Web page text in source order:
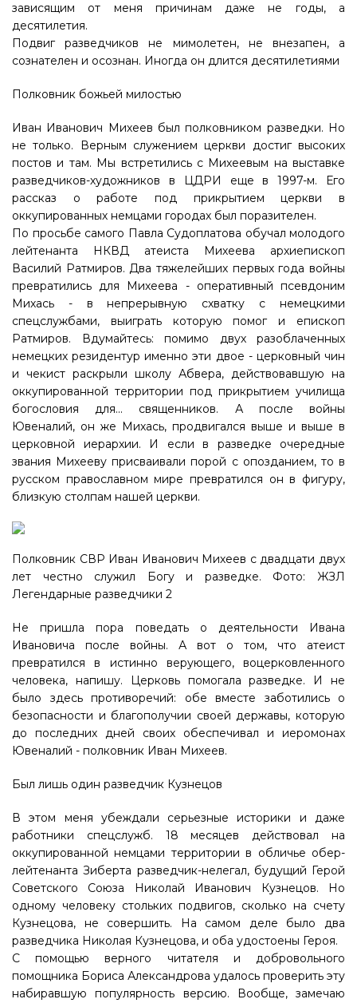
зависящим от меня причинам даже не годы, а
десятилетия.
Подвиг разведчиков не мимолетен, не внезапен, а
сознателен и осознан. Иногда он длится десятилетиями
Полковник божьей милостью
Иван Иванович Михеев был полковником разведки. Но
не только. Верным служением церкви достиг высоких
постов и там. Мы встретились с Михеевым на выставке
разведчиков-художников в ЦДРИ еще в 1997-м. Его
рассказ о работе под прикрытием церкви в
оккупированных немцами городах был поразителен.
По просьбе самого Павла Судоплатова обучал молодого
лейтенанта НКВД атеиста Михеева архиепископ
Василий Ратмиров. Два тяжелейших первых года войны
превратились для Михеева - оперативный псевдоним
Михась - в непрерывную схватку с немецкими
спецслужбами, выиграть которую помог и епископ
Ратмиров. Вдумайтесь: помимо двух разоблаченных
немецких резидентур именно эти двое - церковный чин
и чекист раскрыли школу Абвера, действовавшую на
оккупированной территории под прикрытием училища
богословия для... священников. А после войны
Ювеналий, он же Михась, продвигался выше и выше в
церковной иерархии. И если в разведке очередные
звания Михееву присваивали порой с опозданием, то в
русском православном мире превратился он в фигуру,
близкую столпам нашей церкви.
Полковник СВР Иван Иванович Михеев с двадцати двух
лет честно служил Богу и разведке. Фото: ЖЗЛ
Легендарные разведчики 2
Не пришла пора поведать о деятельности Ивана
Ивановича после войны. А вот о том, что атеист
превратился в истинно верующего, воцерковленного
человека, напишу. Церковь помогала разведке. И не
было здесь противоречий: обе вместе заботились о
безопасности и благополучии своей державы, которую
до последних дней своих обеспечивал и иеромонах
Ювеналий - полковник Иван Михеев.
Был лишь один разведчик Кузнецов
В этом меня убеждали серьезные историки и даже
работники спецслужб. 18 месяцев действовал на
оккупированной немцами территории в обличье обер-
лейтенанта Зиберта разведчик-нелегал, будущий Герой
Советского Союза Николай Иванович Кузнецов. Но
одному человеку стольких подвигов, сколько на счету
Кузнецова, не совершить. На самом деле было два
разведчика Николая Кузнецова, и оба удостоены Героя.
С помощью верного читателя и добровольного
помощника Бориса Александрова удалось проверить эту
набиравшую популярность версию. Вообще, замечаю